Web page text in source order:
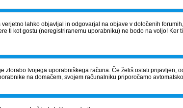
lahko objavljal in odgovarjal na objave v določenih
ti kot gostu (neregistriranemu uporabniku) ne bodo na voljo! Ker
zlorabo tvojega uporabniškega računa. Če želiš ostati prijavljen,
na domačem, svojem računalniku priporočamo